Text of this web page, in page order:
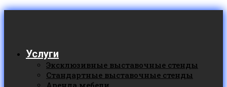
Услуги
Эксклюзивные выставочные стенды
Стандартные выставочные стенды
Аренда мебели